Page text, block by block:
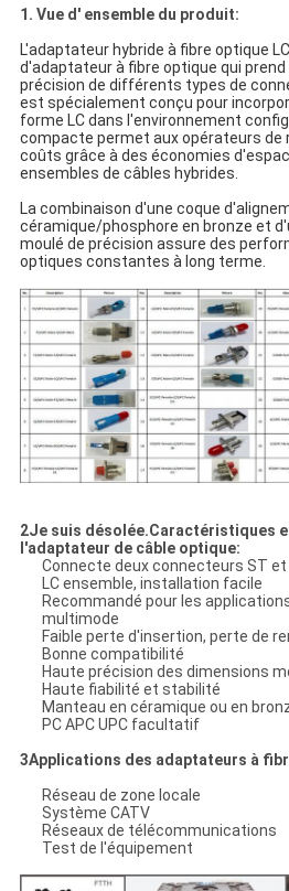
1. Vue d' ensemble du produit:
L'adaptateur hybride à fibre optique
d'adaptateur à fibre optique qui prend
précision de différents types de
est spécialement conçu pour
forme LC dans l'environnement
compacte permet aux opérateurs de
coûts grâce à des économies
ensembles de câbles hybrides.
La combinaison d'une coque
céramique/phosphore en bronze et
moulé de précision assure des
optiques constantes à long terme.
2Je suis désolée.Caractéristiques
l'adaptateur de câble optique:
Connecte deux connecteurs ST
LC ensemble, installation facile
Recommandé pour les
multimode
Faible perte d'insertion, perte de
Bonne compatibilité
Haute précision des dimensions
Haute fiabilité et stabilité
Manteau en céramique ou en
PC APC UPC facultatif
3Applications des adaptateurs à
Réseau de zone locale
Système CATV
Réseaux de télécommunications
Test de l'équipement